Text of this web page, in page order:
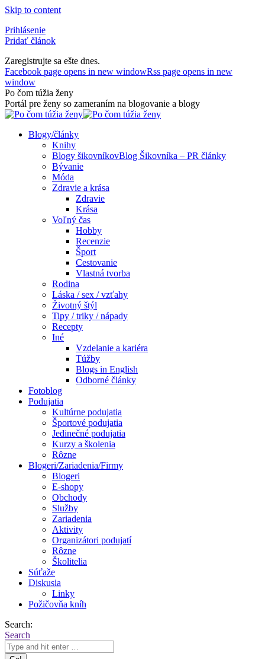
Skip to content
Prihlásenie
Pridať článok
Zaregistrujte sa ešte dnes.
Facebook page opens in new windowRss page opens in new
window
Po čom túžia ženy
Portál pre ženy so zameraním na blogovanie a blogy
Blogy/články
Knihy
Blogy šikovníkovBlog Šikovníka – PR články
Bývanie
Móda
Zdravie a krása
Zdravie
Krása
Voľný čas
Hobby
Recenzie
Šport
Cestovanie
Vlastná tvorba
Rodina
Láska / sex / vzťahy
Životný štýl
Tipy / triky / nápady
Recepty
Iné
Vzdelanie a kariéra
Túžby
Blogs in English
Odborné články
Fotoblog
Podujatia
Kultúrne podujatia
Športové podujatia
Jedinečné podujatia
Kurzy a školenia
Rôzne
Blogeri/Zariadenia/Firmy
Blogeri
E-shopy
Obchody
Služby
Zariadenia
Aktivity
Organizátori podujatí
Rôzne
Školitelia
Súťaže
Diskusia
Linky
Požičovňa kníh
Search:
Search